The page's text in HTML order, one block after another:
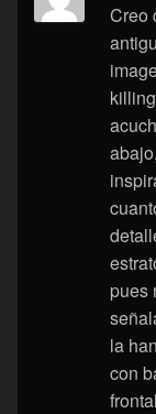
Creo
pues
la
con